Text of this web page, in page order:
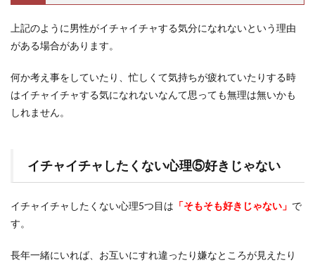
上記のように男性がイチャイチャする気分になれないという理由
がある場合があります。
何か考え事をしていたり、忙しくて気持ちが疲れていたりする時
はイチャイチャする気になれないなんて思っても無理は無いかも
しれません。
イチャイチャしたくない心理⑤好きじゃない
イチャイチャしたくない心理5つ目は 「そもそも好きじゃない」 で
す。
長年一緒にいれば、お互いにすれ違ったり嫌なところが見えたり